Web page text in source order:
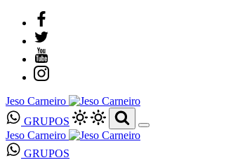
Jeso Carneiro
GRUPOS
Jeso Carneiro
GRUPOS